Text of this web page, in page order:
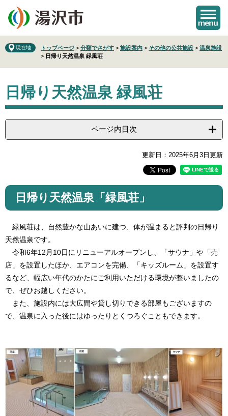
の
先
で
ー
を
ば
へ
現在地 トップページ > 分類でさがす > 施設案内 > その他の公共施設 > 温泉施設
> 日帰り天然温泉 緑風荘
文
日帰り天然温泉 緑風荘
ページ内目次
更新日：2025年6月3日更新
日帰り天然温泉「緑風荘」
緑風荘は、自然豊かな山あいに建つ、体が温まると評判の日帰り
天然温泉です。
令和6年12月10日にリニューアルオープンし、「サウナ」や「売
店」を設置したほか、エアコンを完備、「キッズルーム」を設置す
るなど、幅広い年代のかたにご利用いただける環境が整いましたの
で、ぜひお越しください。
また、施設内には大広間や貸し切りできる部屋もございますの
で、温泉に入った後にはゆったりとくつろぐこともできます。